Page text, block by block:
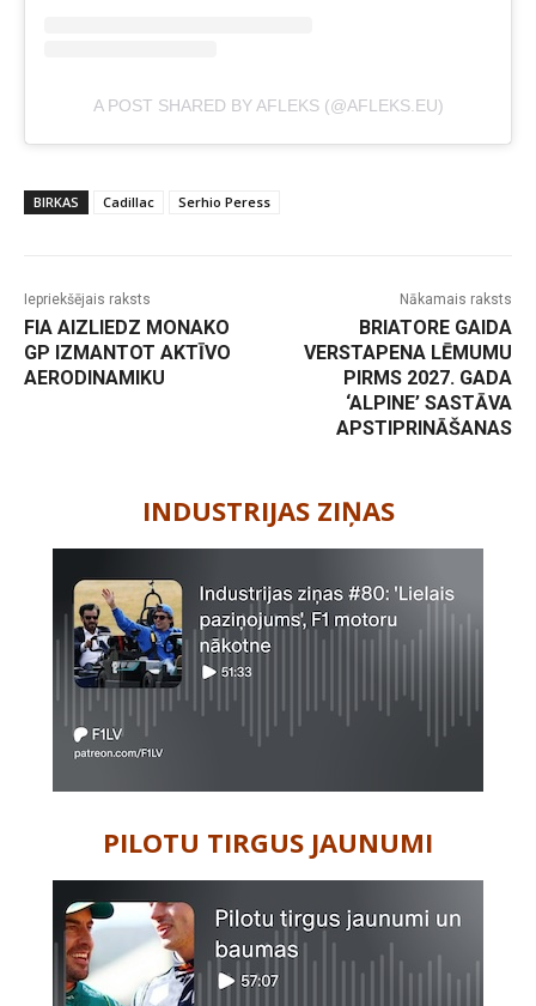
A POST SHARED BY AFLEKS (@AFLEKS.EU)
BIRKAS Cadillac Serhio Peress
Iepriekšējais raksts
FIA AIZLIEDZ MONAKO
GP IZMANTOT AKTĪVO
AERODINAMIKU
Nākamais raksts
BRIATORE GAIDA
VERSTAPENA LĒMUMU
PIRMS 2027. GADA
‘ALPINE’ SASTĀVA
APSTIPRINĀŠANAS
INDUSTRIJAS ZIŅAS
PILOTU TIRGUS JAUNUMI